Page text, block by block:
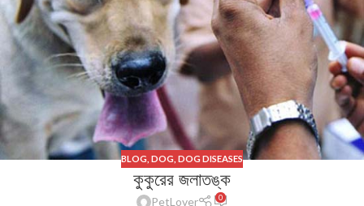
BLOG DOG DOG DISEASES
কুকুরের জলাতঙ্ক
PetLover 0